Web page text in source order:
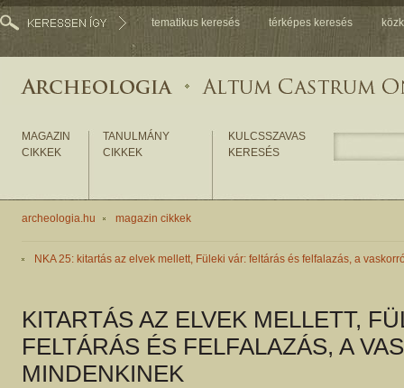
tematikus keresés térképes keresés
MAGAZIN
CIKKEK
TANULMÁNY
CIKKEK
KULCSSZAVAS
KERESÉS
archeologia.hu magazin cikkek
NKA 25: kitartás az elvek mellett, Füleki vár: feltárás és felfalazás, a
KITARTÁS AZ ELVEK MELLETT,
FELTÁRÁS ÉS FELFALAZÁS, A
MINDENKINEK